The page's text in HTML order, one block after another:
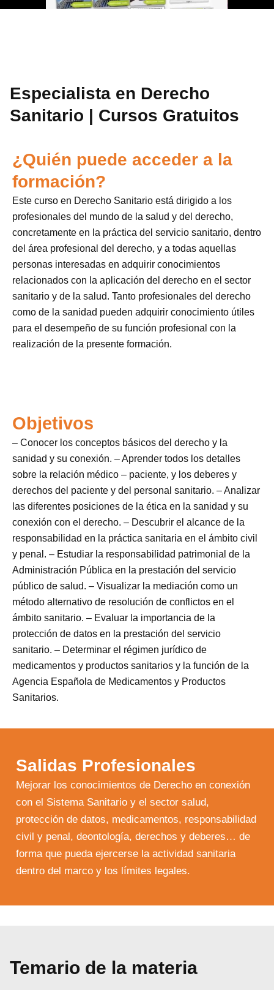
Especialista en Derecho
Sanitario | Cursos Gratuitos
¿Quién puede acceder a la
formación?
Este curso en Derecho Sanitario está dirigido a los
profesionales del mundo de la salud y del derecho,
concretamente en la práctica del servicio sanitario, dentro
del área profesional del derecho, y a todas aquellas
personas interesadas en adquirir conocimientos
relacionados con la aplicación del derecho en el sector
sanitario y de la salud. Tanto profesionales del derecho
como de la sanidad pueden adquirir conocimiento útiles
para el desempeño de su función profesional con la
realización de la presente formación.
Objetivos
– Conocer los conceptos básicos del derecho y la
sanidad y su conexión. – Aprender todos los detalles
sobre la relación médico – paciente, y los deberes y
derechos del paciente y del personal sanitario. – Analizar
las diferentes posiciones de la ética en la sanidad y su
conexión con el derecho. – Descubrir el alcance de la
responsabilidad en la práctica sanitaria en el ámbito civil
y penal. – Estudiar la responsabilidad patrimonial de la
Administración Pública en la prestación del servicio
público de salud. – Visualizar la mediación como un
método alternativo de resolución de conflictos en el
ámbito sanitario. – Evaluar la importancia de la
protección de datos en la prestación del servicio
sanitario. – Determinar el régimen jurídico de
medicamentos y productos sanitarios y la función de la
Agencia Española de Medicamentos y Productos
Sanitarios.
Salidas Profesionales
Mejorar los conocimientos de Derecho en conexión
con el Sistema Sanitario y el sector salud,
protección de datos, medicamentos, responsabilidad
civil y penal, deontología, derechos y deberes… de
forma que pueda ejercerse la actividad sanitaria
dentro del marco y los límites legales.
Temario de la materia